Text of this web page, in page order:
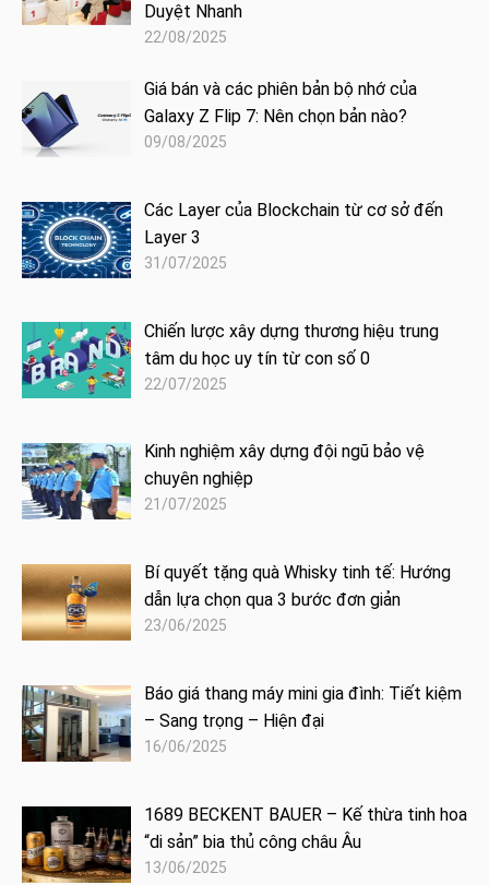
Duyệt Nhanh
22/08/2025
Giá bán và các phiên bản bộ nhớ của
Galaxy Z Flip 7: Nên chọn bản nào?
09/08/2025
Các Layer của Blockchain từ cơ sở đến
Layer 3
31/07/2025
Chiến lược xây dựng thương hiệu trung
tâm du học uy tín từ con số 0
22/07/2025
Kinh nghiệm xây dựng đội ngũ bảo vệ
chuyên nghiệp
21/07/2025
Bí quyết tặng quà Whisky tinh tế: Hướng
dẫn lựa chọn qua 3 bước đơn giản
23/06/2025
Báo giá thang máy mini gia đình: Tiết kiệm
– Sang trọng – Hiện đại
16/06/2025
1689 BECKENT BAUER – Kế thừa tinh hoa
“di sản” bia thủ công châu Âu
13/06/2025